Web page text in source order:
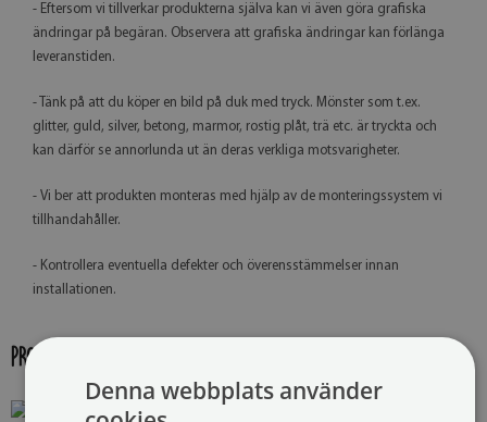
- Eftersom vi tillverkar produkterna själva kan vi även göra grafiska
ändringar på begäran. Observera att grafiska ändringar kan förlänga
leveranstiden.
- Tänk på att du köper en bild på duk med tryck. Mönster som t.ex.
glitter, guld, silver, betong, marmor, rostig plåt, trä etc. är tryckta och
kan därför se annorlunda ut än deras verkliga motsvarigheter.
- Vi ber att produkten monteras med hjälp av de monteringssystem vi
tillhandahåller.
- Kontrollera eventuella defekter och överensstämmelser innan
installationen.
PRODUKTGALLERI:
Denna webbplats använder